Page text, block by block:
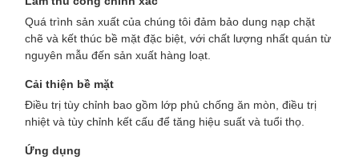
Quá trình sản xuất của chúng tôi đảm bảo dung nạp chặt
chẽ và kết thúc bề mặt đặc biệt, với chất lượng nhất quán từ
nguyên mẫu đến sản xuất hàng loạt.
Cải thiện bề mặt
Điều trị tùy chỉnh bao gồm lớp phủ chống ăn mòn, điều trị
nhiệt và tùy chỉnh kết cấu để tăng hiệu suất và tuổi thọ.
Ứng dụng